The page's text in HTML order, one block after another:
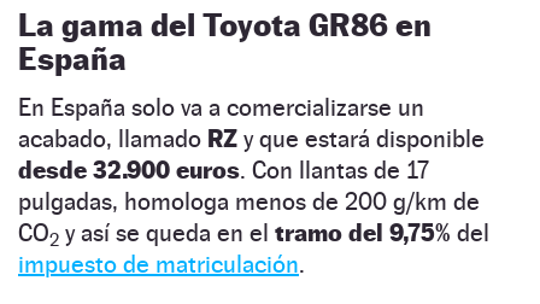
La gama del Toyota GR86 en
España
En España solo va a comercializarse un
acabado, llamado RZ y que estará disponible
desde 32.900 euros. Con llantas de 17
pulgadas, homologa menos de 200 g/km de
CO2 y así se queda en el tramo del 9,75% del
impuesto de matriculación.